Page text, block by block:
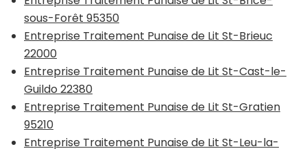
sous-Forêt 95350
Entreprise Traitement Punaise de Lit St-Brieuc
22000
Entreprise Traitement Punaise de Lit St-Cast-le-
Guildo 22380
Entreprise Traitement Punaise de Lit St-Gratien
95210
Entreprise Traitement Punaise de Lit St-Leu-la-